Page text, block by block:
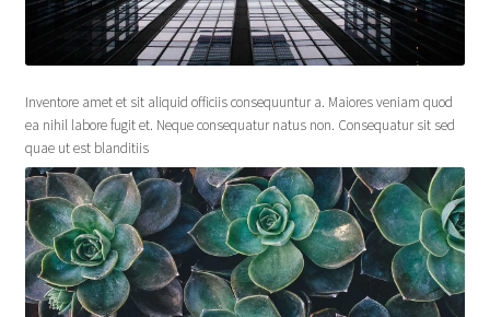
Inventore amet et sit aliquid officiis consequuntur a. Maiores veniam quod
ea nihil labore fugit et. Neque consequatur natus non. Consequatur sit sed
quae ut est blanditiis